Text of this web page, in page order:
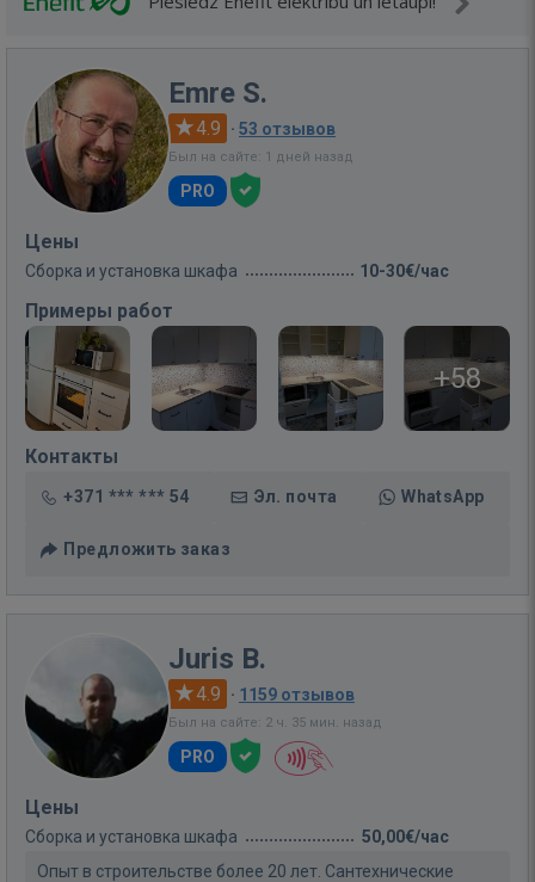
Emre S.
4.9 · 53 отзывов
Был на сайте: 1 дней назад
PRO
Цены
Сборка и установка шкафа 10-30€/час
Примеры работ
+58
Контакты
+371 *** *** 54 Эл. почта WhatsApp
Предложить заказ
Juris B.
4.9 · 1159 отзывов
Был на сайте: 2 ч. 35 мин. назад
PRO
Цены
Сборка и установка шкафа
50,00€/час
Опыт в строительстве более 20 лет. Сантехнические